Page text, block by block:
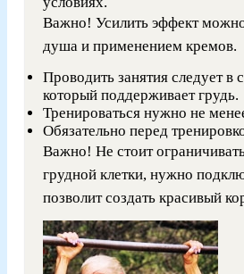
Важно! Усилить эффект
душа и применением кремов.
Проводить занятия следует в
который поддерживает грудь.
Тренироваться нужно не
Обязательно перед
Важно! Не стоит
грудной клетки, нужно
позволит создать красивый